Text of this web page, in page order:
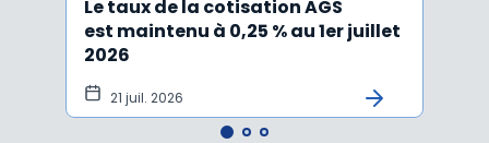
Le taux de la cotisation AGS
est maintenu à 0,25 % au 1er juillet
2026
21 juil. 2026